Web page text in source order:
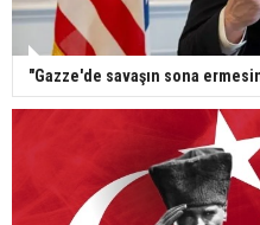
"Gazze'de savaşın sona